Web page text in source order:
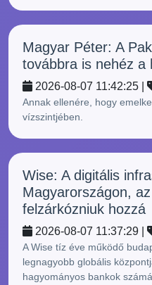
Magyar Péter: A
továbbra is nehéz a
2026-08-07 11:42:25 |
Annak ellenére, hogy
vízszintjében.
Wise: A digitális
Magyarországon,
felzárkózniuk hozzá
2026-08-07 11:37:29 |
A Wise tíz éve működő
legnagyobb globális
hagyományos bankok